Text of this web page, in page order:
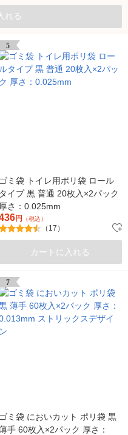
れる
5
ゴミ袋 トイレ用ポリ袋 ロール
タイプ 黒 普通 20枚入×2パック
厚さ：0.025mm
円 （税込）
（17）
カートに入れる
7
ゴミ袋 においカット ポリ袋 黒
手 60枚入×2パック 厚さ：